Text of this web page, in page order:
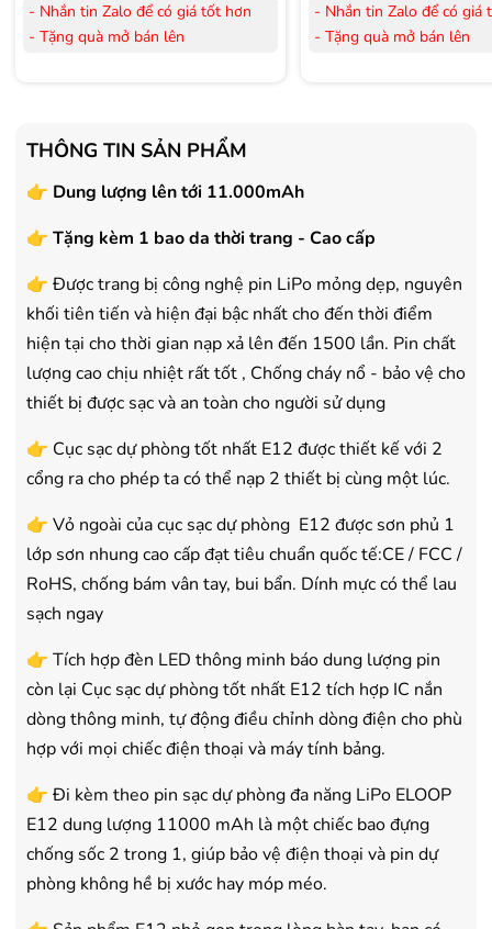
- Nhắn tin Zalo để có giá tốt hơn
- Tặng quà mở bán lên
- Tặng Voucher trị giá 150.000đ
mua Máy lọc Không khí
- Cam kết hàng mới 100%.
Hà Nội, Hồ Chí Minh
- Bảo hành 24 tháng chính hãng
- Nhắn tin Zalo để có giá
- Tặng quà mở bán lên
Hà Nội, Hồ Chí Minh
- Bảo hành 36 tháng
THÔNG TIN SẢN PHẨM
👉 Dung lượng lên tới 11.000mAh
👉 Tặng kèm 1 bao da thời trang - Cao cấp
👉 Được trang bị công nghệ pin LiPo mỏng dẹp, nguyên
khối tiên tiến và hiện đại bậc nhất cho đến thời điểm
hiện tại cho thời gian nạp xả lên đến 1500 lần. Pin chất
lượng cao chịu nhiệt rất tốt , Chống cháy nổ - bảo vệ cho
thiết bị được sạc và an toàn cho người sử dụng
👉 Cục sạc dự phòng tốt nhất E12 được thiết kế với 2
cổng ra cho phép ta có thể nạp 2 thiết bị cùng một lúc.
👉 Vỏ ngoài của cục sạc dự phòng E12 được sơn phủ 1
lớp sơn nhung cao cấp đạt tiêu chuẩn quốc tế:CE / FCC /
RoHS, chống bám vân tay, bui bẩn. Dính mực có thể lau
sạch ngay
👉 Tích hợp đèn LED thông minh báo dung lượng pin
còn lại Cục sạc dự phòng tốt nhất E12 tích hợp IC nắn
dòng thông minh, tự động điều chỉnh dòng điện cho phù
hợp với mọi chiếc điện thoại và máy tính bảng.
👉 Đi kèm theo pin sạc dự phòng đa năng LiPo ELOOP
E12 dung lượng 11000 mAh là một chiếc bao đựng
chống sốc 2 trong 1, giúp bảo vệ điện thoại và pin dự
phòng không hề bị xước hay móp méo.